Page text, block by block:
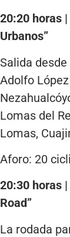
20:20 horas
Urbanos”
Salida
Adolfo
Lomas del
Lomas,
Aforo: 20
20:30 horas
Road”
La rodada